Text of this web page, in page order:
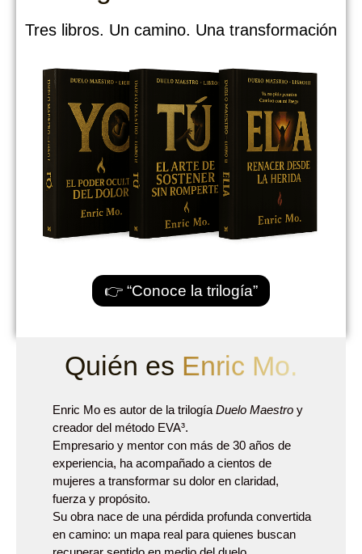
Tres libros. Un camino. Una transformación
👉 “Conoce la trilogía”
Quién es Enric Mo.
Enric Mo es autor de la trilogía Duelo Maestroy
creador del método EVA³.
Empresario y mentor con más de 30 años de
experiencia, ha acompañado a cientos de
mujeres a transformar su dolor en claridad,
fuerza y propósito.
Su obra nace de una pérdida profunda convertida
en camino: un mapa real para quienes buscan